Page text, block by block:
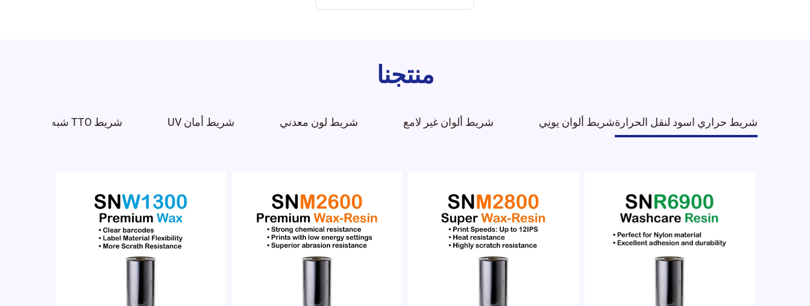
منتجنا
شريط حراري اسود لنقل الحرارةشريط ألوان يونِي شريط ألوان غير لامع شريط لون معدني شريط أمان UV شريط TTO شبه الحافة